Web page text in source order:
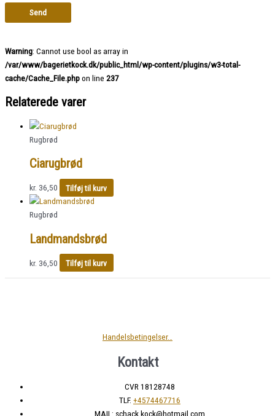
Warning: Cannot use bool as array in
/var/www/bagerietkock.dk/public_html/wp-content/plugins/w3-total-
cache/Cache_File.phpon line 237
Relaterede varer
Rugbrød
Ciarugbrød
kr. 36,50 Tilføj til kurv
Rugbrød
Landmandsbrød
kr. 36,50 Tilføj til kurv
Handelsbetingelser…
Kontakt
CVR 18128748
TLF. +4574467716
MAIL: schack.kock@hotmail.com